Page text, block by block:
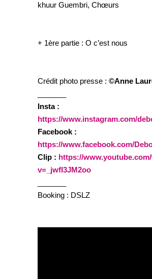
khuur Guembri, Chœurs
+ 1ère partie : O c’est nous
Crédit photo presse : ©Anne
Insta :
https://www.instagram.com/
Facebook :
https://www.facebook.com/
Clip : https://
v=_jwfI3JM2oo
Booking : DSLZ